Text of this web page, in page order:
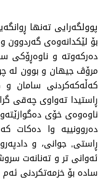
​پوولگەرایی تەنها
بۆ لێکدانەوەی گەردوون
دەرکەوتە و ناوەڕۆکی
مرۆڤ جیهان و بوون لە
کەڵەکەکردنی سامان و
ڕاستیدا تەواوی چەقی
ناوەوەی خۆی
دەروونییە وا دەکات
ڕاستی, جوانی، و
ئەوانی تر و تەنانەت
سادە بۆ خزمەتکردنی ئەم